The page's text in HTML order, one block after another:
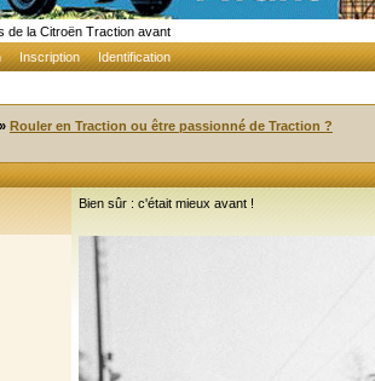
de la Citroën Traction avant
Inscription Identification
» Rouler en Traction ou être passionné de Traction ?
Bien sûr : c'était mieux avant !